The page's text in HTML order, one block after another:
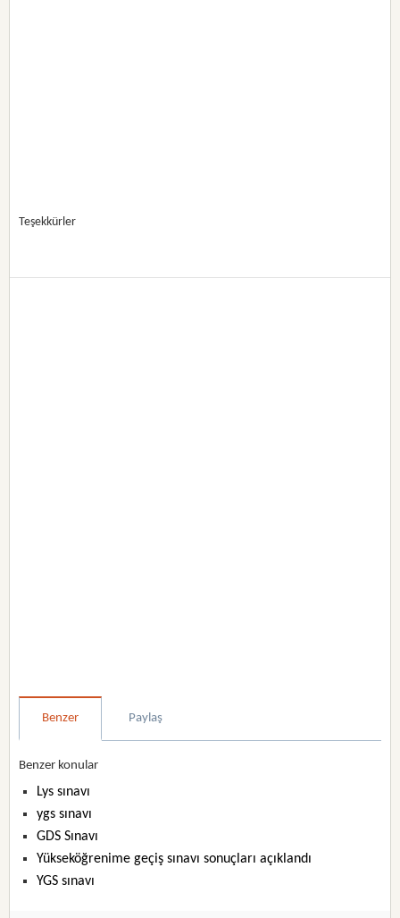
Teşekkürler
Benzer Paylaş
Benzer konular
Lys sınavı
ygs sınavı
GDS Sınavı
Yükseköğrenime geçiş sınavı sonuçları açıklandı
YGS sınavı